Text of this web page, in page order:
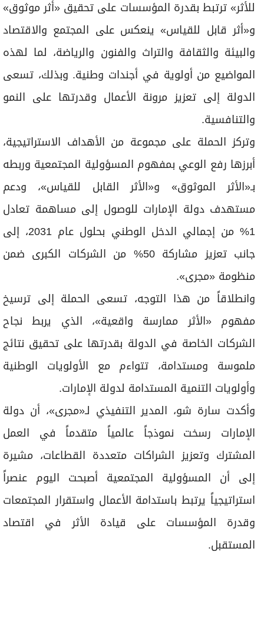
للأثر» ترتبط بقدرة المؤسسات على تحقيق «أثر موثوق»
و«أثر قابل للقياس» ينعكس على المجتمع والاقتصاد
والبيئة والثقافة والتراث والفنون والرياضة، لما لهذه
المواضيع من أولوية في أجندات وطنية. وبذلك، تسعى
الدولة إلى تعزيز مرونة الأعمال وقدرتها على النمو
والتنافسية.
وتركز الحملة على مجموعة من الأهداف الاستراتيجية،
أبرزها رفع الوعي بمفهوم المسؤولية المجتمعية وربطه
بـ«الأثر الموثوق» و«الأثر القابل للقياس»، ودعم
مستهدف دولة الإمارات للوصول إلى مساهمة تعادل
1% من إجمالي الدخل الوطني بحلول عام 2031، إلى
جانب تعزيز مشاركة 50% من الشركات الكبرى ضمن
منظومة «مجرى».
وانطلاقاً من هذا التوجه، تسعى الحملة إلى ترسيخ
مفهوم «الأثر ممارسة واقعية»، الذي يربط نجاح
الشركات الخاصة في الدولة بقدرتها على تحقيق نتائج
ملموسة ومستدامة، تتواءم مع الأولويات الوطنية
وأولويات التنمية المستدامة لدولة الإمارات.
وأكدت سارة شو، المدير التنفيذي لـ«مجرى»، أن دولة
الإمارات رسخت نموذجاً عالمياً متقدماً في العمل
المشترك وتعزيز الشراكات متعددة القطاعات، مشيرة
إلى أن المسؤولية المجتمعية أصبحت اليوم عنصراً
استراتيجياً يرتبط باستدامة الأعمال واستقرار المجتمعات
وقدرة المؤسسات على قيادة الأثر في اقتصاد
المستقبل.